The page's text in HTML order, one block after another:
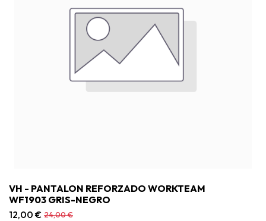
VH - PANTALON REFORZADO WORKTEAM
WF1903 GRIS-NEGRO
12,00 € 24,00€